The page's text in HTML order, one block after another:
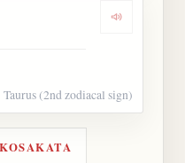
Dengarkan
Taurus (2nd zodiacal sign)